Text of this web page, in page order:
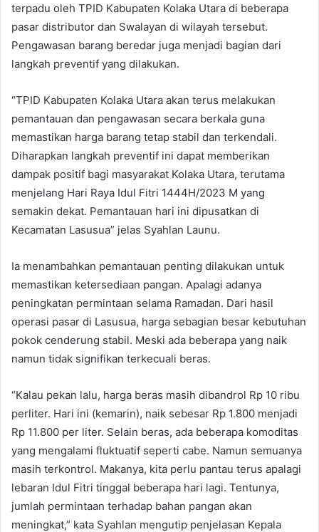
terpadu oleh TPID Kabupaten Kolaka Utara di beberapa
pasar distributor dan Swalayan di wilayah tersebut.
Pengawasan barang beredar juga menjadi bagian dari
langkah preventif yang dilakukan.
“TPID Kabupaten Kolaka Utara akan terus melakukan
pemantauan dan pengawasan secara berkala guna
memastikan harga barang tetap stabil dan terkendali.
Diharapkan langkah preventif ini dapat memberikan
dampak positif bagi masyarakat Kolaka Utara, terutama
menjelang Hari Raya Idul Fitri 1444H/2023 M yang
semakin dekat. Pemantauan hari ini dipusatkan di
Kecamatan Lasusua” jelas Syahlan Launu.
Ia menambahkan pemantauan penting dilakukan untuk
memastikan ketersediaan pangan. Apalagi adanya
peningkatan permintaan selama Ramadan. Dari hasil
operasi pasar di Lasusua, harga sebagian besar kebutuhan
pokok cenderung stabil. Meski ada beberapa yang naik
namun tidak signifikan terkecuali beras.
“Kalau pekan lalu, harga beras masih dibandrol Rp 10 ribu
perliter. Hari ini (kemarin), naik sebesar Rp 1.800 menjadi
Rp 11.800 per liter. Selain beras, ada beberapa komoditas
yang mengalami fluktuatif seperti cabe. Namun semuanya
masih terkontrol. Makanya, kita perlu pantau terus apalagi
lebaran Idul Fitri tinggal beberapa hari lagi. Tentunya,
jumlah permintaan terhadap bahan pangan akan
meningkat,” kata Syahlan mengutip penjelasan Kepala